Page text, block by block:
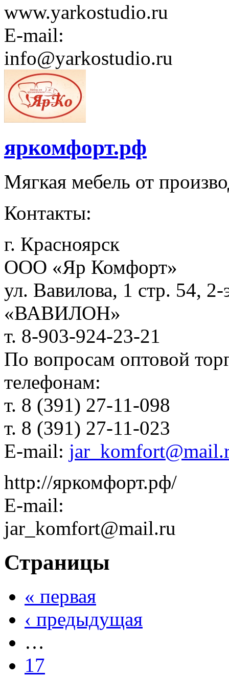
www.yarkostudio.ru
E-mail:
info@yarkostudio.ru
яркомфорт.рф
Мягкая мебель от
Контакты:
г. Красноярск
ООО «Яр Комфорт»
ул. Вавилова, 1 стр. 54,
«ВАВИЛОН»
т. 8-903-924-23-21
По вопросам оптовой
телефонам:
т. 8 (391) 27-11-098
т. 8 (391) 27-11-023
E-mail:
http://яркомфорт.рф/
E-mail:
jar_komfort@mail.ru
Страницы
« первая
‹ предыдущая
…
17